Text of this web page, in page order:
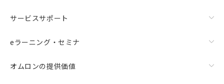
サービスサポート
eラーニング・セミナ
オムロンの提供価値